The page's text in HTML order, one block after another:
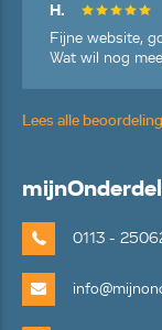
H.
Fijne website,
Wat wil nog
Lees alle
mijn
0113 -